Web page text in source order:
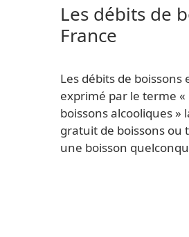
Les débits de
France
Les débits de boissons
exprimé par le terme
boissons alcooliques »
gratuit de boissons ou
une boisson